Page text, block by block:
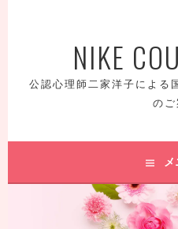
キ
プ
NIKE
公認心理師二家洋子による
のご
メ